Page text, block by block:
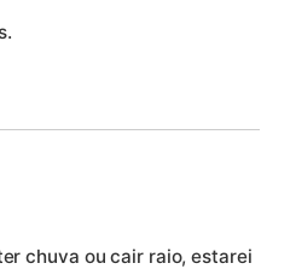
chuva ou cair raio, estarei